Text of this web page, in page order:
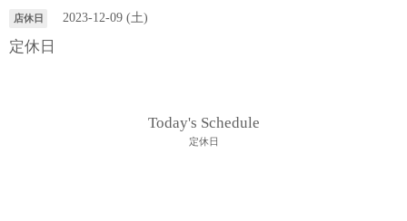
店休日 2023-12-09 (土)
定休日
Today's Schedule
定休日